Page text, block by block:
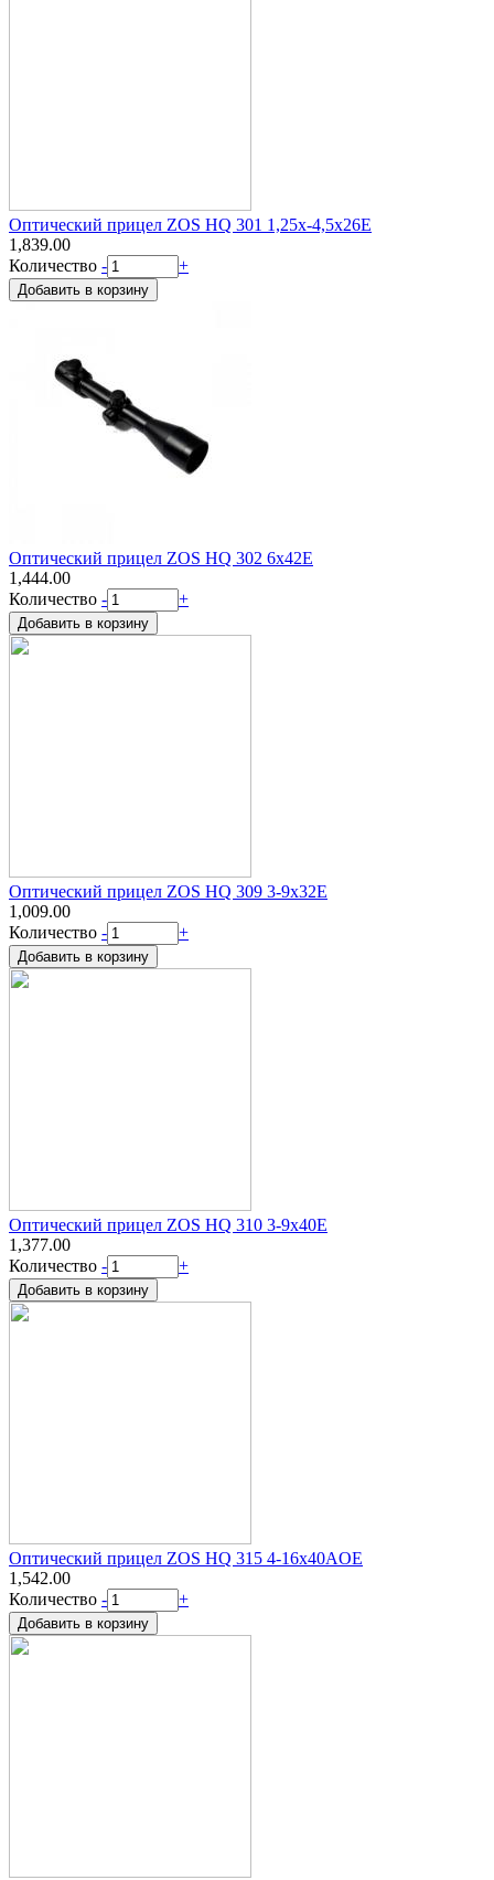
Оптический прицел ZOS HQ 301 1,25х-4,5х26Е
1,839.00
Количество - +
Оптический прицел ZOS HQ 302 6x42E
1,444.00
Количество - +
Оптический прицел ZOS HQ 309 3-9х32Е
1,009.00
Количество - +
Оптический прицел ZOS HQ 310 3-9х40E
1,377.00
Количество - +
Оптический прицел ZOS HQ 315 4-16x40AOE
1,542.00
Количество - +